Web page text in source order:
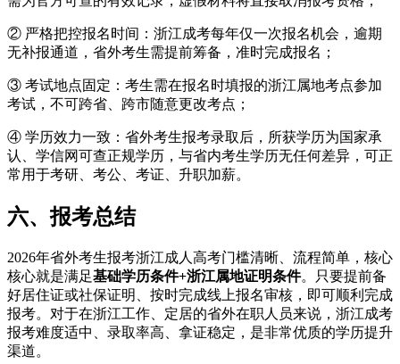
② 严格把控报名时间：浙江成考每年仅一次报名机会，逾期
无补报通道，省外考生需提前筹备，准时完成报名；
③ 考试地点固定：考生需在报名时填报的浙江属地考点参加
考试，不可跨省、跨市随意更改考点；
④ 学历效力一致：省外考生报考录取后，所获学历为国家承
认、学信网可查正规学历，与省内考生学历无任何差异，可正
常用于考研、考公、考证、升职加薪。
六、报考总结
2026年省外考生报考浙江成人高考门槛清晰、流程简单，核心
核心就是满足基础学历条件+浙江属地证明条件。只要提前备
好居住证或社保证明、按时完成线上报名审核，即可顺利完成
报考。对于在浙江工作、定居的省外在职人员来说，浙江成考
报考难度适中、录取率高、拿证稳定，是非常优质的学历提升
渠道。